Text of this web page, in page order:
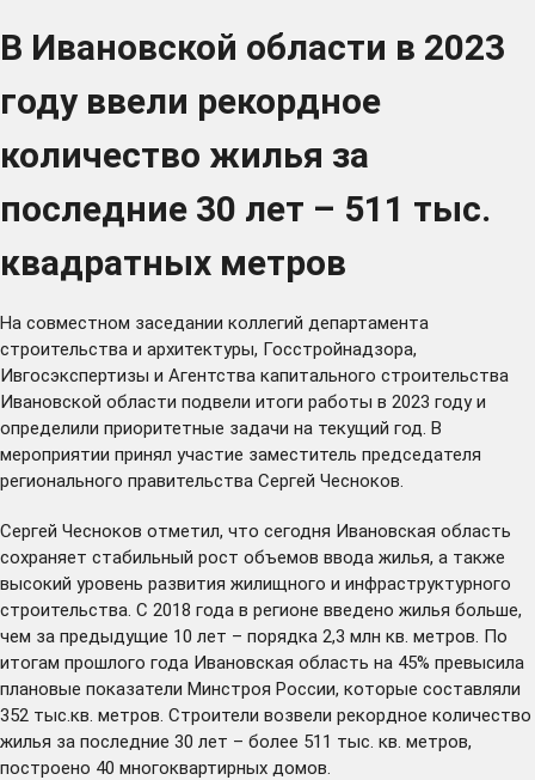
В Ивановской области в 2023
году ввели рекордное
количество жилья за
последние 30 лет – 511 тыс.
квадратных метров
На совместном заседании коллегий департамента
строительства и архитектуры, Госстройнадзора,
Ивгосэкспертизы и Агентства капитального строительства
Ивановской области подвели итоги работы в 2023 году и
определили приоритетные задачи на текущий год. В
мероприятии принял участие заместитель председателя
регионального правительства Сергей Чесноков.
Сергей Чесноков отметил, что сегодня Ивановская область
сохраняет стабильный рост объемов ввода жилья, а также
высокий уровень развития жилищного и инфраструктурного
строительства. С 2018 года в регионе введено жилья больше,
чем за предыдущие 10 лет – порядка 2,3 млн кв. метров. По
итогам прошлого года Ивановская область на 45% превысила
плановые показатели Минстроя России, которые составляли
352 тыс.кв. метров. Строители возвели рекордное количество
жилья за последние 30 лет – более 511 тыс. кв. метров,
построено 40 многоквартирных домов.